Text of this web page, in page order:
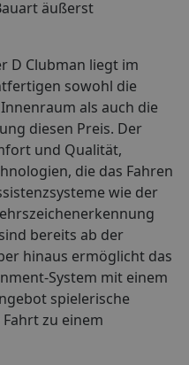
äußerst
D Clubman liegt im
sowohl die
als auch die
diesen Preis. Der
und Qualität,
die das Fahren
wie der
bereits ab der
hinaus ermöglicht das
System mit einem
spielerische
zu einem